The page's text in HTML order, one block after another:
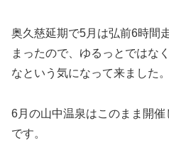
奥久慈延期で5月は弘前6時間
まったので、ゆるっとではな
なという気になって来ました。
6月の山中温泉はこのまま開催
です。